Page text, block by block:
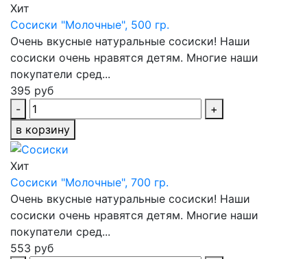
Хит
Сосиски "Молочные", 500 гр.
Очень вкусные натуральные сосиски! Наши
сосиски очень нравятся детям. Многие наши
покупатели сред...
395 руб
-
+
в корзину
Хит
Сосиски "Молочные", 700 гр.
Очень вкусные натуральные сосиски! Наши
сосиски очень нравятся детям. Многие наши
покупатели сред...
553 руб